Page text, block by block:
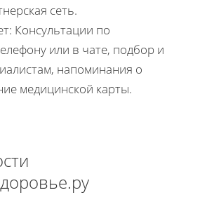
сеть.
Консультации по
или в чате, подбор и
напоминания о
медицинской карты.